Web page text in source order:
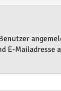
E-Mailadresse